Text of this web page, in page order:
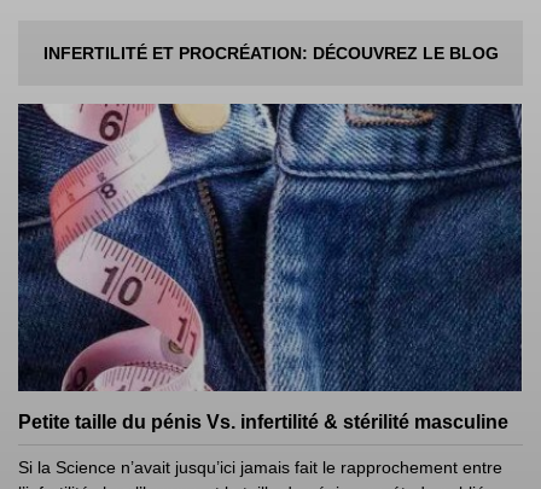
INFERTILITÉ ET PROCRÉATION: DÉCOUVREZ LE BLOG
Petite taille du pénis Vs. infertilité & stérilité masculine
Si la Science n’avait jusqu’ici jamais fait le rapprochement entre